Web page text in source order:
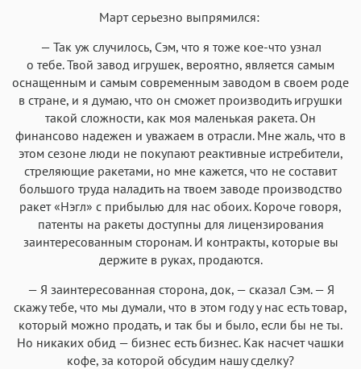
Март серьезно выпрямился:
— Так уж случилось, Сэм, что я тоже кое-что узнал
о тебе. Твой завод игрушек, вероятно, является самым
оснащенным и самым современным заводом в своем роде
в стране, и я думаю, что он сможет производить игрушки
такой сложности, как моя маленькая ракета. Он
финансово надежен и уважаем в отрасли. Мне жаль, что в
этом сезоне люди не покупают реактивные истребители,
стреляющие ракетами, но мне кажется, что не составит
большого труда наладить на твоем заводе производство
ракет «Нэгл» с прибылью для нас обоих. Короче говоря,
патенты на ракеты доступны для лицензирования
заинтересованным сторонам. И контракты, которые вы
держите в руках, продаются.
— Я заинтересованная сторона, док, — сказал Сэм. — Я
скажу тебе, что мы думали, что в этом году у нас есть товар,
который можно продать, и так бы и было, если бы не ты.
Но никаких обид — бизнес есть бизнес. Как насчет чашки
кофе, за которой обсудим нашу сделку?